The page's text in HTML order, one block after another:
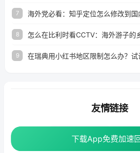
7
8
9 在瑞典用小红书地区限制怎么办？
下载App免费加速
下载App免费加速
友情链接